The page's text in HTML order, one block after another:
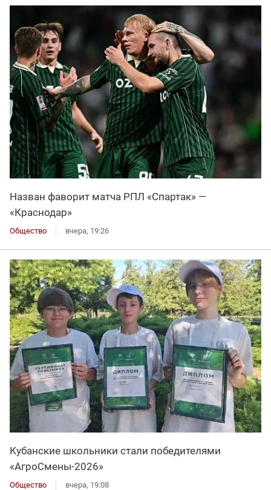
Назван фаворит матча РПЛ «Спартак» —
«Краснодар»
Общество вчера, 19:26
Кубанские школьники стали победителями
«АгроСмены-2026»
Общество вчера, 19:08